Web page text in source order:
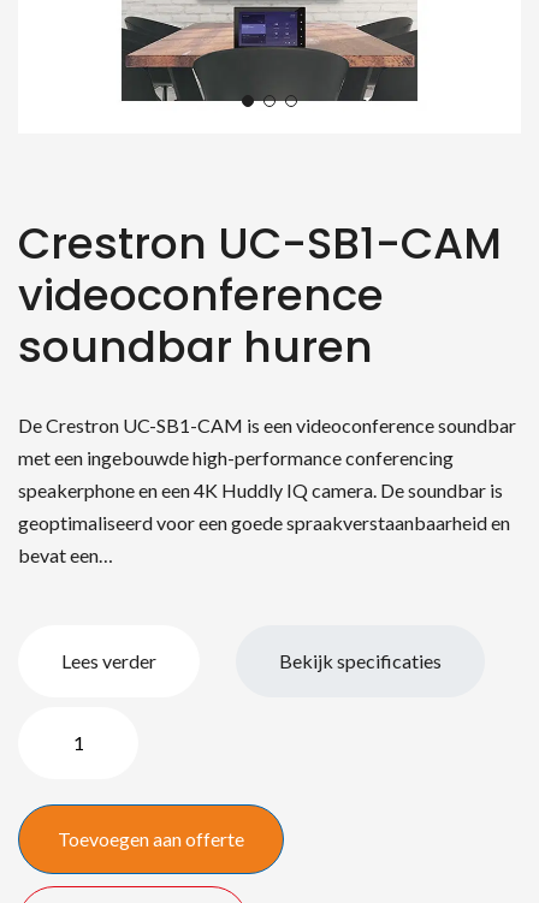
Crestron UC-SB1-CAM
videoconference
soundbar huren
De Crestron UC-SB1-CAM is een videoconference soundbar
met een ingebouwde high-performance conferencing
speakerphone en een 4K Huddly IQ camera. De soundbar is
geoptimaliseerd voor een goede spraakverstaanbaarheid en
bevat een…
Lees verder Bekijk specificaties
CAM
videoconference
soundbar
Toevoegen aan offerte